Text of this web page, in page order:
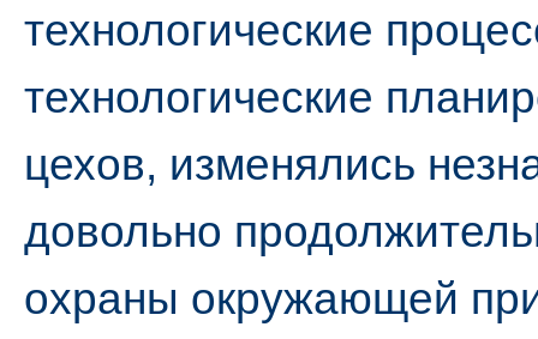
технологические
технологические
цехов, изменялись
довольно
охраны окружающей